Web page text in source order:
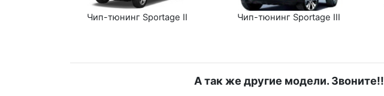
Чип-тюнинг Sportage II Чип-тюнинг Sportage III
А так же другие модели. Звоните!!